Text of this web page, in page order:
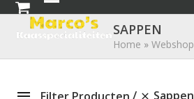
Skip
content
Open
mobile
menu
Close
mobile
menu
SAPPEN
Home »Webshop
Sappen